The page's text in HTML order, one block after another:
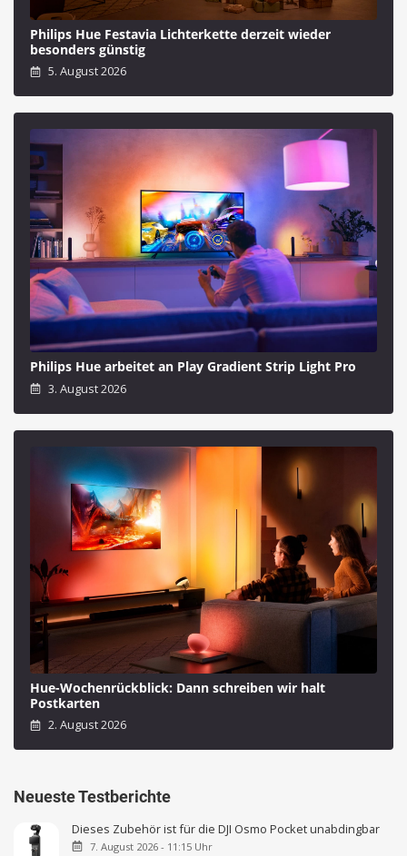
Philips Hue Festavia Lichterkette derzeit wieder
besonders günstig
5. August 2026
Philips Hue arbeitet an Play Gradient Strip Light Pro
3. August 2026
Hue-Wochenrückblick: Dann schreiben wir halt
Postkarten
2. August 2026
Neueste Testberichte
Dieses Zubehör ist für die DJI Osmo Pocket unabdingbar
7. August 2026 - 11:15 Uhr